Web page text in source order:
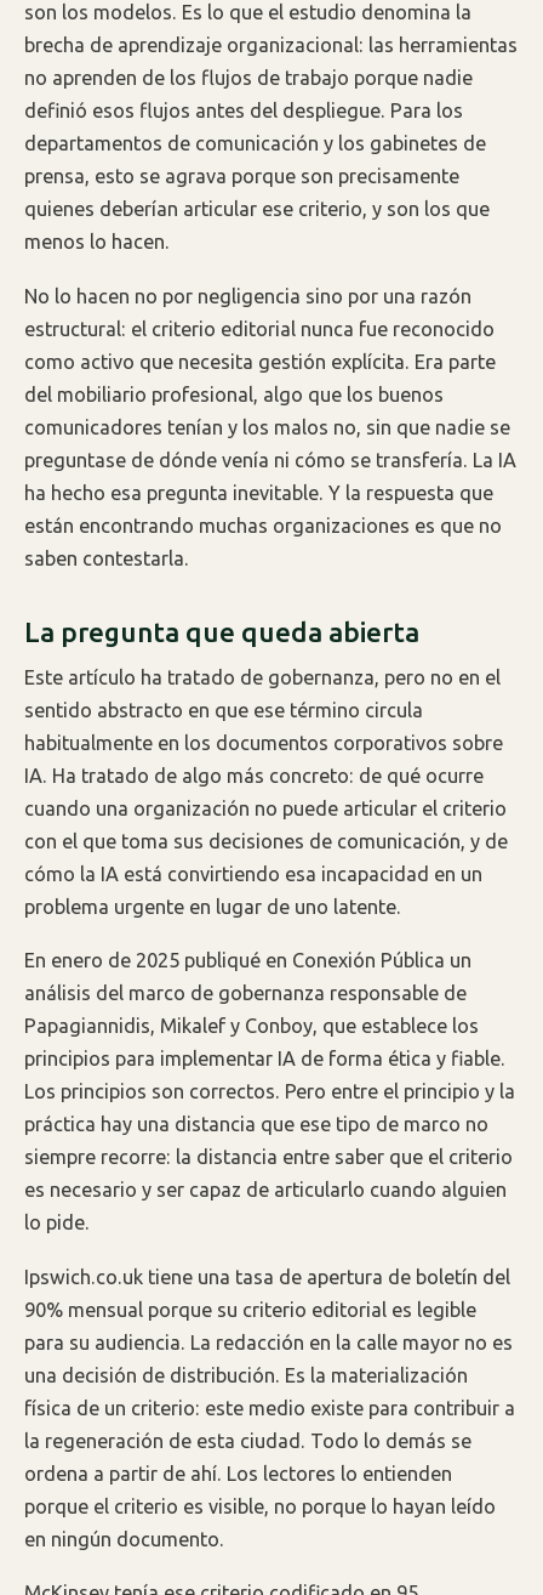
son los modelos. Es lo que el estudio denomina la
brecha de aprendizaje organizacional: las herramientas
no aprenden de los flujos de trabajo porque nadie
definió esos flujos antes del despliegue. Para los
departamentos de comunicación y los gabinetes de
prensa, esto se agrava porque son precisamente
quienes deberían articular ese criterio, y son los que
menos lo hacen.
No lo hacen no por negligencia sino por una razón
estructural: el criterio editorial nunca fue reconocido
como activo que necesita gestión explícita. Era parte
del mobiliario profesional, algo que los buenos
comunicadores tenían y los malos no, sin que nadie se
preguntase de dónde venía ni cómo se transfería. La IA
ha hecho esa pregunta inevitable. Y la respuesta que
están encontrando muchas organizaciones es que no
saben contestarla.
La pregunta que queda abierta
Este artículo ha tratado de gobernanza, pero no en el
sentido abstracto en que ese término circula
habitualmente en los documentos corporativos sobre
IA. Ha tratado de algo más concreto: de qué ocurre
cuando una organización no puede articular el criterio
con el que toma sus decisiones de comunicación, y de
cómo la IA está convirtiendo esa incapacidad en un
problema urgente en lugar de uno latente.
En enero de 2025 publiqué en Conexión Pública un
análisis del marco de gobernanza responsable de
Papagiannidis, Mikalef y Conboy, que establece los
principios para implementar IA de forma ética y fiable.
Los principios son correctos. Pero entre el principio y la
práctica hay una distancia que ese tipo de marco no
siempre recorre: la distancia entre saber que el criterio
es necesario y ser capaz de articularlo cuando alguien
lo pide.
Ipswich.co.uk tiene una tasa de apertura de boletín del
90% mensual porque su criterio editorial es legible
para su audiencia. La redacción en la calle mayor no es
una decisión de distribución. Es la materialización
física de un criterio: este medio existe para contribuir a
la regeneración de esta ciudad. Todo lo demás se
ordena a partir de ahí. Los lectores lo entienden
porque el criterio es visible, no porque lo hayan leído
en ningún documento.